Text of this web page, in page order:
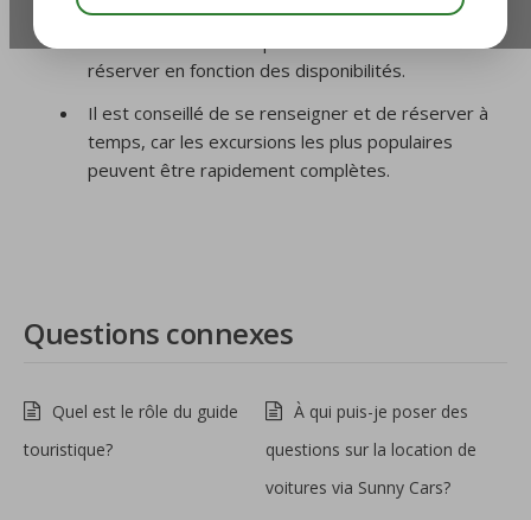
Sur place, vous pouvez obtenir des informations
réserver en fonction des disponibilités.
Il est conseillé de se renseigner et de réserver à
temps, car les excursions les plus populaires
peuvent être rapidement complètes.
Questions connexes
Quel est le rôle du guide
touristique?
À qui puis-je poser des
questions sur la location de
voitures via Sunny Cars?